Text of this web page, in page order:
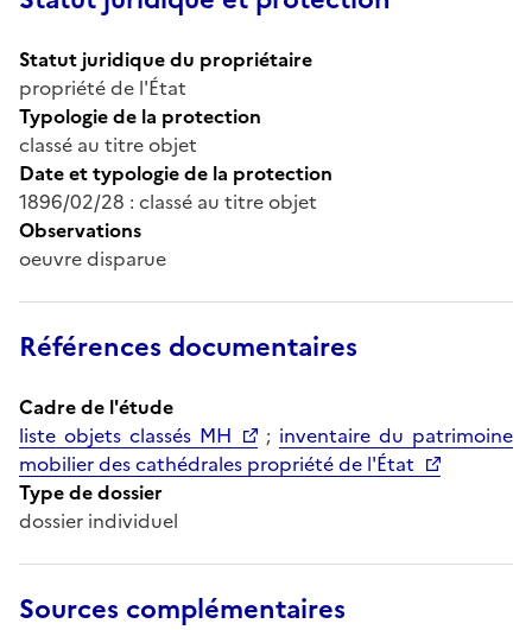
Statut juridique du propriétaire
propriété de l'État
Typologie de la protection
classé au titre objet
Date et typologie de la protection
1896/02/28 : classé au titre objet
Observations
oeuvre disparue
Références documentaires
Cadre de l'étude
liste objets classés MH
; inventaire du patrimoine
mobilier des cathédrales propriété de l'État
Type de dossier
dossier individuel
Sources complémentaires